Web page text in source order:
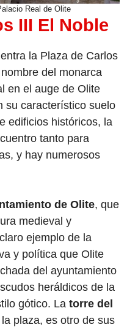
Real de Olite
III El Noble
la Plaza de Carlos
del monarca
en el auge de Olite
su característico suelo
edificios históricos, la
tanto para
y hay numerosos
de Olite, que
medieval y
ejemplo de la
y política que Olite
del ayuntamiento
heráldicos de la
gótico. La torre del
plaza, es otro de sus